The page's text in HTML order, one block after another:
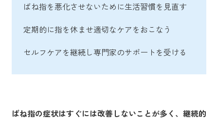
ばね指を悪化させないために生活習慣を見直す
定期的に指を休ませ適切なケアをおこなう
セルフケアを継続し専門家のサポートを受ける
ばね指の症状はすぐには改善しないことが多く、継続的